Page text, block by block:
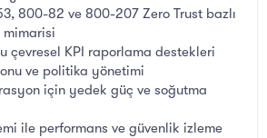
800-82 ve 800-207 Zero Trust bazlı
çevresel KPI raporlama destekleri
ve politika yönetimi
için yedek güç ve soğutma
ile performans ve güvenlik izleme